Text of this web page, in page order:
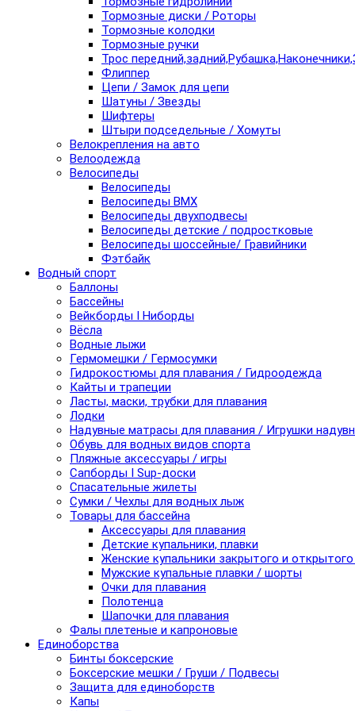
Тормозные диски / Роторы
Тормозные колодки
Тормозные ручки
Трос
Флиппер
Цепи / Замок для цепи
Шатуны / Звезды
Шифтеры
Штыри подседельные / Хомуты
Велокрепления на авто
Велоодежда
Велосипеды
Велосипеды
Велосипеды BMX
Велосипеды двухподвесы
Велосипеды детские / подростковые
Велосипеды шоссейные/ Гравийники
Фэтбайк
Водный спорт
Баллоны
Бассейны
Вейкборды I Ниборды
Вёсла
Водные лыжи
Гермомешки / Гермосумки
Гидрокостюмы для плавания / Гидроодежда
Кайты и трапеции
Ласты, маски, трубки для плавания
Лодки
Надувные матрасы для плавания / Игрушки
Обувь для водных видов спорта
Пляжные аксессуары / игры
Сапборды I Sup-доски
Спасательные жилеты
Сумки / Чехлы для водных лыж
Товары для бассейна
Аксессуары для плавания
Детские купальники, плавки
Женские купальники закрытого и
Мужские купальные плавки / шорты
Очки для плавания
Полотенца
Шапочки для плавания
Фалы плетеные и капроновые
Единоборства
Бинты боксерские
Боксерские мешки / Груши / Подвесы
Защита для единоборств
Капы